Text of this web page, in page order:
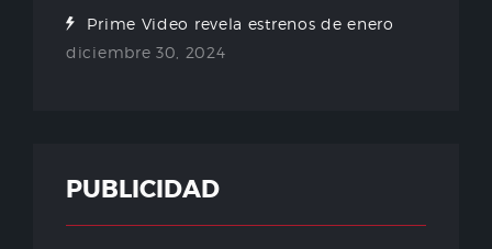
Prime Video revela estrenos de enero
diciembre 30, 2024
PUBLICIDAD